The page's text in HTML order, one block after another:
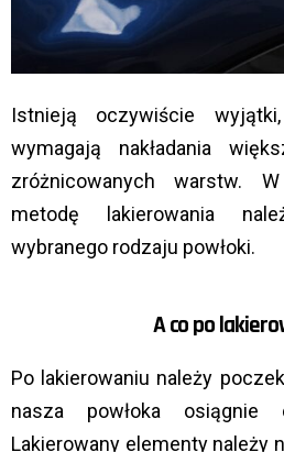
Istnieją oczywiście
wymagają nakładania
zróżnicowanych warstw.
metodę lakierowania
wybranego rodzaju powłoki.
A co po
Po lakierowaniu należy
nasza powłoka osiągnie
Lakierowany elementy należy